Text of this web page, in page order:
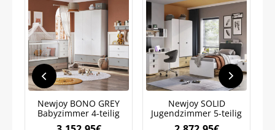
Newjoy BONO GREY
Babyzimmer 4-teilig
Newjoy SOLID
Jugendzimmer 5-teilig
Jetzt5% Rabatt
auf Ihre erste Bestellung sichern!